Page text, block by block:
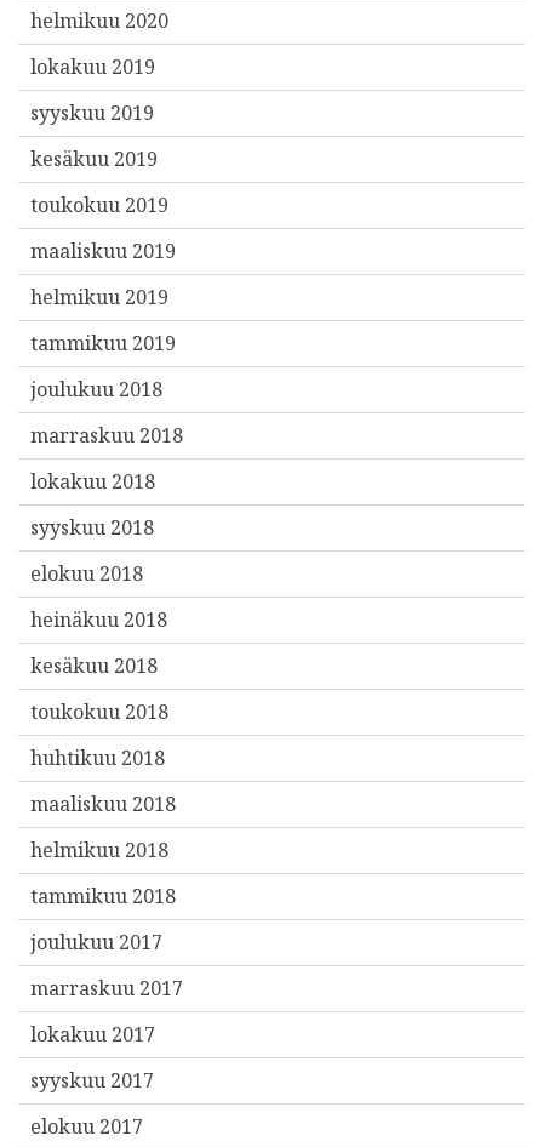
helmikuu 2020
lokakuu 2019
syyskuu 2019
kesäkuu 2019
toukokuu 2019
maaliskuu 2019
helmikuu 2019
tammikuu 2019
joulukuu 2018
marraskuu 2018
lokakuu 2018
syyskuu 2018
elokuu 2018
heinäkuu 2018
kesäkuu 2018
toukokuu 2018
huhtikuu 2018
maaliskuu 2018
helmikuu 2018
tammikuu 2018
joulukuu 2017
marraskuu 2017
lokakuu 2017
syyskuu 2017
elokuu 2017